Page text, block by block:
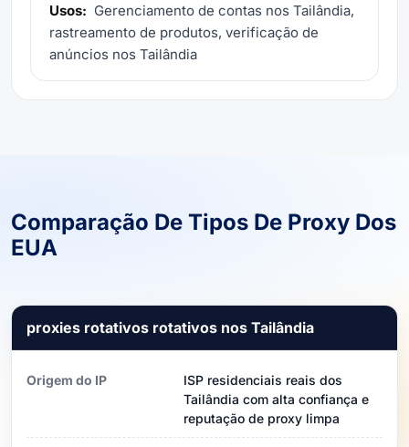
Usos: Gerenciamento de contas nos Tailândia,
rastreamento de produtos, verificação de
anúncios nos Tailândia
Comparação De Tipos De Proxy Dos
EUA
proxies rotativos rotativos nos Tailândia
Origem do IP
ISP residenciais reais dos
Tailândia com alta confiança e
reputação de proxy limpa